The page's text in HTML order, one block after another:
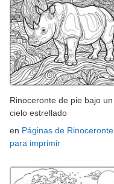
Rinoceronte de pie bajo un
cielo estrellado
en Páginas de Rinoceronte
para imprimir